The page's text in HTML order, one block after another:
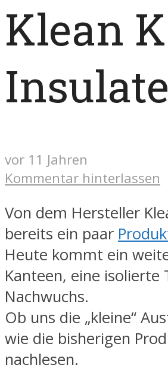
Klean
vor 11 Jahren
Kommentar hinterlassen
Von dem Hersteller
bereits ein paar
Heute kommt ein
Kanteen, eine
Nachwuchs.
Ob uns die „kleine“
wie die bisherigen
nachlesen.